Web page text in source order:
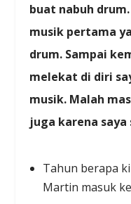
buat nabuh
musik pertama
drum. Sampai
melekat di diri
musik. Malah
juga karena saya
Tahun berapa
Martin masuk